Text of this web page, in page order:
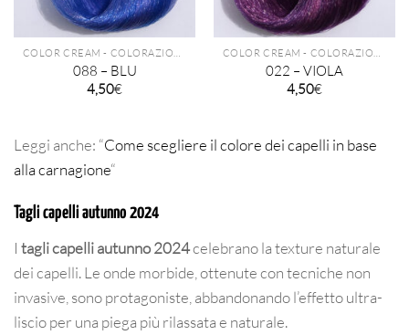
COLOR CREAM - COLORAZIONE PERMANENTE TECHNIQUE
088 – BLU
4,50€
COLOR CREAM - COLORAZIONE PERMANENTE TECHNIQUE
022 – VIOLA
4,50€
Leggi anche: “Come scegliere il colore dei capelli in base
alla carnagione“
Tagli capelli autunno 2024
I tagli capelli autunno 2024celebrano la texture naturale
dei capelli. Le onde morbide, ottenute con tecniche non
invasive, sono protagoniste, abbandonando l’effetto ultra-
liscio per una piega più rilassata e naturale.